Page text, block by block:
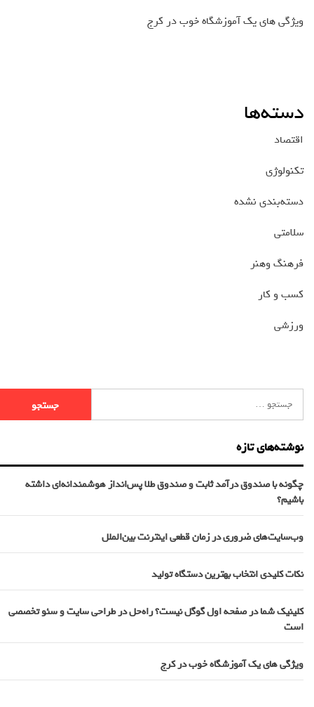
ویژگی های یک آموزشگاه خوب در کرج
دسته‌ها
اقتصاد
تکنولوژی
دسته‌بندی نشده
سلامتی
فرهنگ وهنر
کسب و کار
ورزشی
نوشته‌های تازه
چگونه با صندوق درآمد ثابت و صندوق طلا پس‌انداز هوشمندانه‌ای داشته
باشیم؟
وب‌سایت‌های ضروری در زمان قطعی اینترنت بین‌الملل
نکات کلیدی انتخاب بهترین دستگاه تولید
کلینیک شما در صفحه اول گوگل نیست؟ راه‌حل در طراحی سایت و سئو تخصصی
است
ویژگی های یک آموزشگاه خوب در کرج